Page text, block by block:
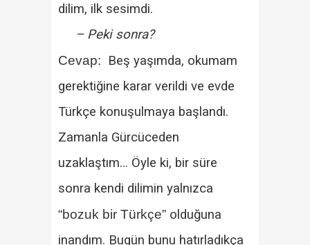
dilim, ilk sesimdi.
– Peki sonra?
Cevap: Beş yaşımda, okumam
gerektiğine karar verildi ve evde
Türkçe konuşulmaya başlandı.
Zamanla Gürcüceden
uzaklaştım… Öyle ki, bir süre
sonra kendi dilimin yalnızca
“bozuk bir Türkçe” olduğuna
inandım. Bugün bunu hatırladıkça